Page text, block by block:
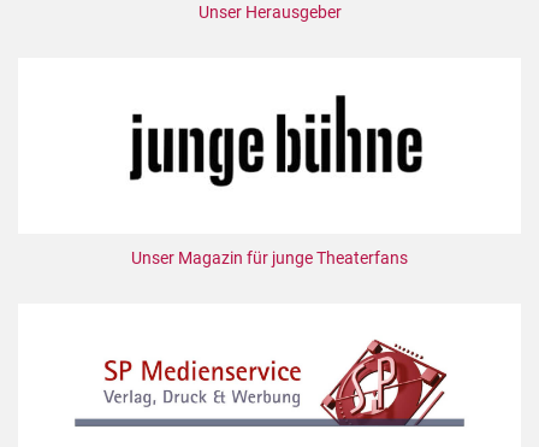
Unser Herausgeber
Unser Magazin für junge Theaterfans